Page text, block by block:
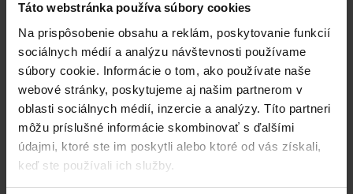
Táto webstránka používa súbory cookies
Na prispôsobenie obsahu a reklám, poskytovanie funkcií
sociálnych médií a analýzu návštevnosti používame
súbory cookie. Informácie o tom, ako používate naše
webové stránky, poskytujeme aj našim partnerom v
oblasti sociálnych médií, inzercie a analýzy. Títo partneri
môžu príslušné informácie skombinovať s ďalšími
údajmi, ktoré ste im poskytli alebo ktoré od vás získali,
keď ste používali ich služby.
Skladom > 50 ks
v stredu u vás
6,21 EUR
do košíka
Náhradná hadica na kartušovú filtráciu